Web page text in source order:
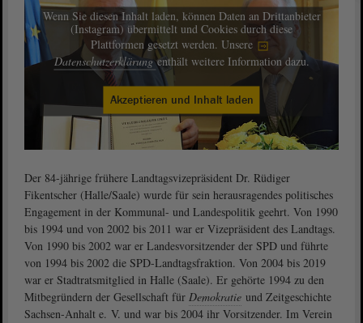
Wenn Sie diesen Inhalt laden, können Daten an Drittanbieter
(Instagram) übermittelt und Cookies durch diese
Plattformen gesetzt werden. Unsere
Datenschutzerklärungenthält weitere Information dazu.
Akzeptieren und Inhalt laden
Der 84-jährige frühere Landtagsvizepräsident Dr. Rüdiger
Fikentscher (Halle/Saale) wurde für sein herausragendes politisches
Engagement in der Kommunal- und Landespolitik geehrt. Von 1990
bis 1994 und von 2002 bis 2011 war er Vizepräsident des Landtags.
Von 1990 bis 2002 war er Landesvorsitzender der SPD und führte
von 1994 bis 2002 die SPD-Landtagsfraktion. Von 2004 bis 2019
war er Stadtratsmitglied in Halle (Saale). Er gehörte 1994 zu den
Mitbegründern der Gesellschaft für Demokratie und Zeitgeschichte
Sachsen-Anhalt e. V. und war bis 2004 ihr Vorsitzender. Im Verein